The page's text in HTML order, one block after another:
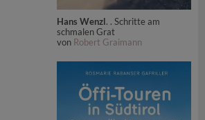
Hans Wenzl. . Schritte am
schmalen Grat
von Robert Graimann